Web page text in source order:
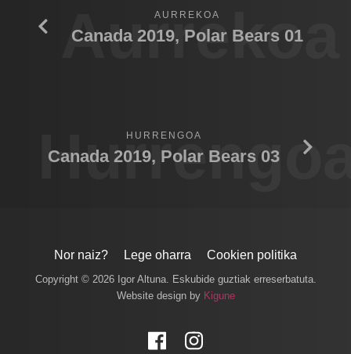
Aurrekoa
AURREKOA
Canada 2019, Polar Bears 01
HURRENGOA
Canada 2019, Polar Bears 03
Nor naiz? Lege oharra Cookien politika
Copyright © 2026 Igor Altuna. Eskubide guztiak erreserbatuta.
Website design by Kigune
Facebook
Instagram